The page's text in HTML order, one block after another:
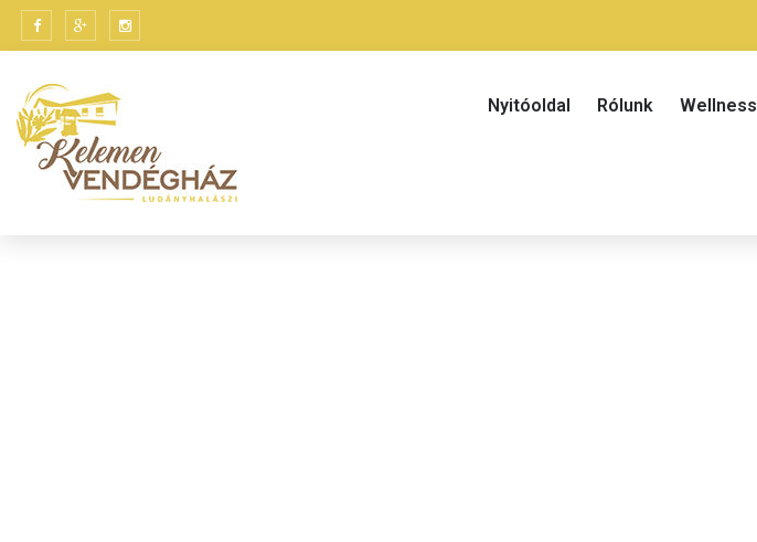
Nyitóoldal Rólunk Wellness